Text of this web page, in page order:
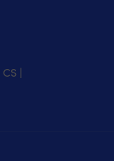
CS |